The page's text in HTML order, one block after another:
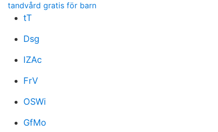
tandvård gratis för barn
tT
Dsg
IZAc
FrV
OSWi
GfMo